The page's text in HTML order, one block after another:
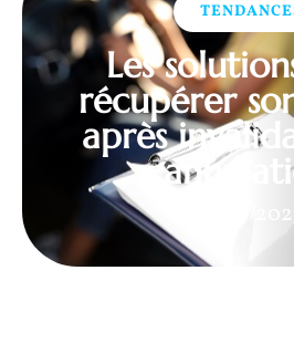
Les
récupérer
après
08/06/